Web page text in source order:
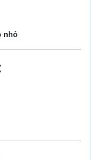
nhỏ